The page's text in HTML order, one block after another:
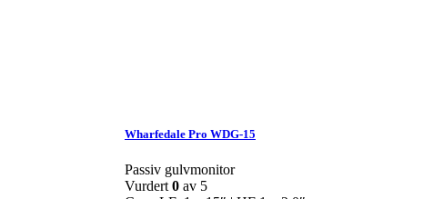
Wharfedale Pro WDG-15
Passiv gulvmonitor
Vurdert0 av 5